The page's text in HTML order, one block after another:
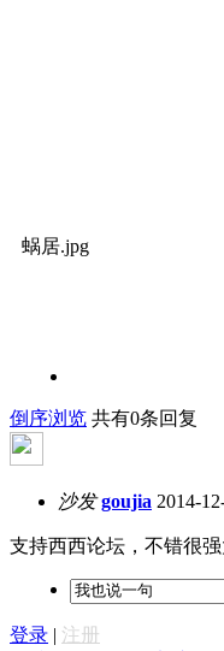
蜗
倒序浏览 共有0条回复
沙发 goujia 2014-
支持西西论坛，不错很强
登录 | 注册